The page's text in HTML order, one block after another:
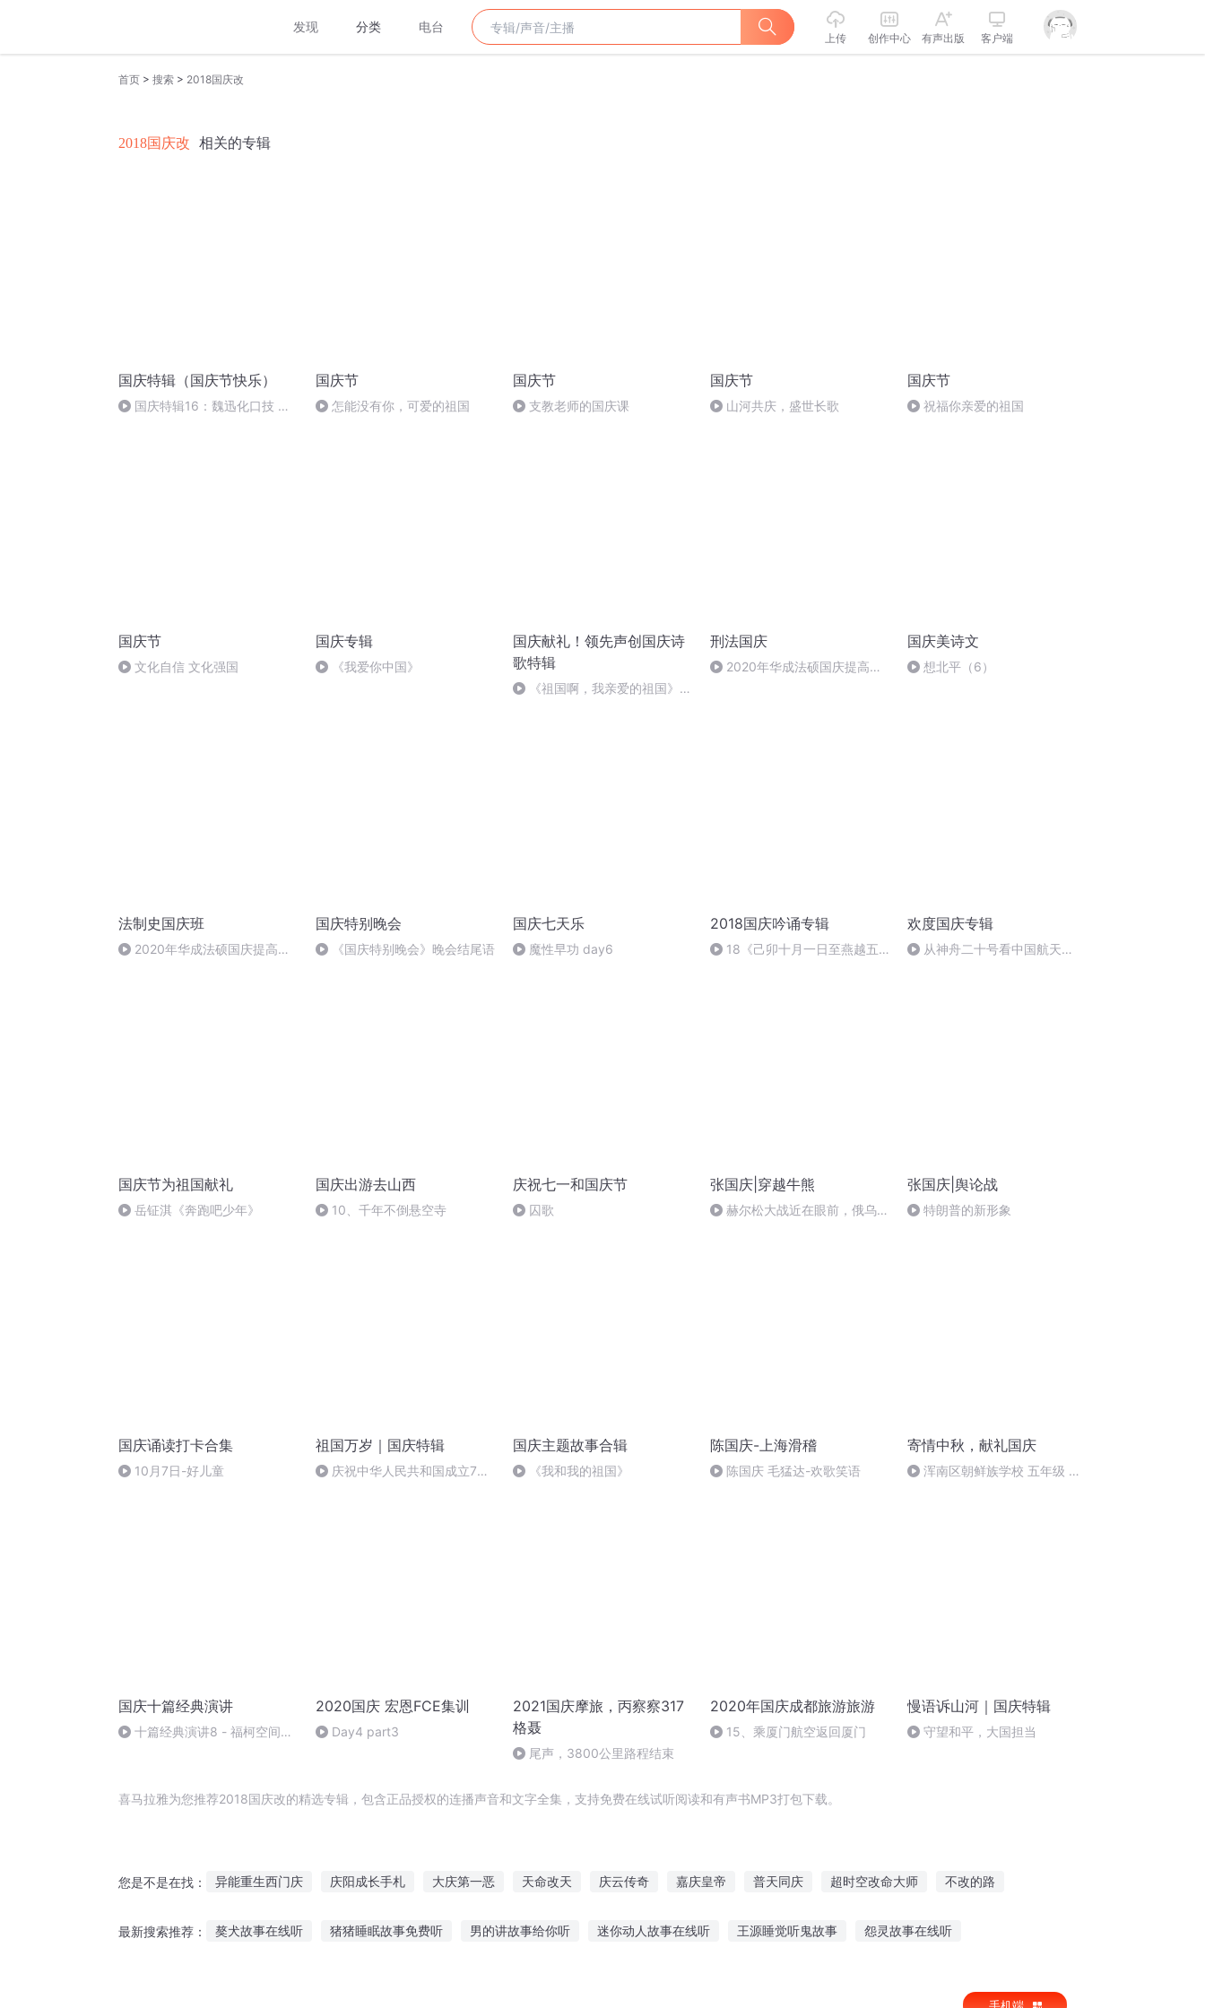
发现 分类 电台
上传 创作中心 有声出版 客户端
首页 > 搜索 > 2018国庆改
2018国庆改 相关的专辑
国庆特辑（国庆节快乐）
国庆特辑16：魏迅化口技 二
国庆节
怎能没有你，可爱的祖国
国庆节
支教老师的国庆课
国庆节
山河共庆，盛世长歌
国庆节
祝福你亲爱的祖国
国庆节
文化自信 文化强国
国庆专辑
《我爱你中国》
国庆献礼！领先声创国庆诗
歌特辑
《祖国啊，我亲爱的祖国》温
刑法国庆
2020年华成法硕国庆提高班
国庆美诗文
想北平（6）
法制史国庆班
2020年华成法硕国庆提高班
国庆特别晚会
《国庆特别晚会》晚会结尾语
国庆七天乐
魔性早功 day6
2018国庆吟诵专辑
18《己卯十月一日至燕越五
欢度国庆专辑
从神舟二十号看中国航天
国庆节为祖国献礼
岳钲淇《奔跑吧少年》
国庆出游去山西
10、千年不倒悬空寺
庆祝七一和国庆节
囚歌
张国庆|穿越牛熊
赫尔松大战近在眼前，俄乌冲
张国庆|舆论战
特朗普的新形象
国庆诵读打卡合集
10月7日-好儿童
祖国万岁｜国庆特辑
庆祝中华人民共和国成立73
国庆主题故事合辑
《我和我的祖国》
陈国庆-上海滑稽
陈国庆 毛猛达-欢歌笑语
寄情中秋，献礼国庆
浑南区朝鲜族学校 五年级 孙
国庆十篇经典演讲
十篇经典演讲8 - 福柯空间回
2020国庆 宏恩FCE集训
Day4 part3
2021国庆摩旅，丙察察317
格聂
尾声，3800公里路程结束
2020年国庆成都旅游旅游
15、乘厦门航空返回厦门
慢语诉山河｜国庆特辑
守望和平，大国担当
喜马拉雅为您推荐2018国庆改的精选专辑，包含正品授权的连播声音和文字全集，支持免费在线试听阅读和有声书MP3打包下载。
您是不是在找： 异能重生西门庆 庆阳成长手札 大庆第一恶 天命改天 庆云传奇 嘉庆皇帝 普天同庆 超时空改命大师 不改的路
最新搜索推荐： 獒犬故事在线听 猪猪睡眠故事免费听 男的讲故事给你听 迷你动人故事在线听 王源睡觉听鬼故事 怨灵故事在线听